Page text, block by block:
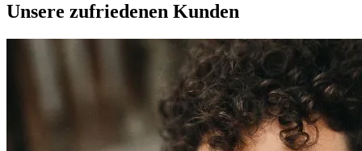
Unsere zufriedenen Kunden